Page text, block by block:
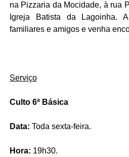
na Pizzaria da Mocidade, à rua
Igreja Batista da Lagoinha.
familiares e amigos e venha
Serviço
Culto 6ª Básica
Data: Toda sexta-feira.
Hora: 19h30.